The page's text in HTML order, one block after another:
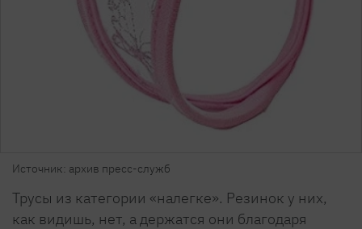
Источник: архив пресс-служб
Трусы из категории «налегке». Резинок у них,
как видишь, нет, а держатся они благодаря